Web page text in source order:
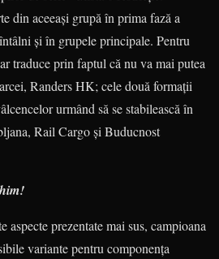
din aceeaşi grupă în prima fază a
şi în grupele principale. Pentru
traduce prin faptul că nu va mai putea
Randers HK; cele două formaţii
urmând să se stabilească în
Rail Cargo şi Buducnost
aspecte prezentate mai sus, campioana
variante pentru componenţa